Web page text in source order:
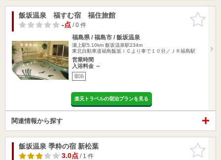
お気に入
りに追加
飯坂温泉 福すむ宿 福住旅館
-点/ 0 件
福島県 / 福島市 / 飯坂温泉
瀬上駅5.10km 飯坂温泉駅234m
東北自動車道福島飯坂ＩＣより車で１０分／ＪＲ福島駅
営業時間
入浴料金 ～
宿泊
楽天トラベルの宿泊プランを見る
関連情報から探す
お気に入
りに追加
飯坂温泉 季粋の宿 新松葉
3.0点/ 1 件